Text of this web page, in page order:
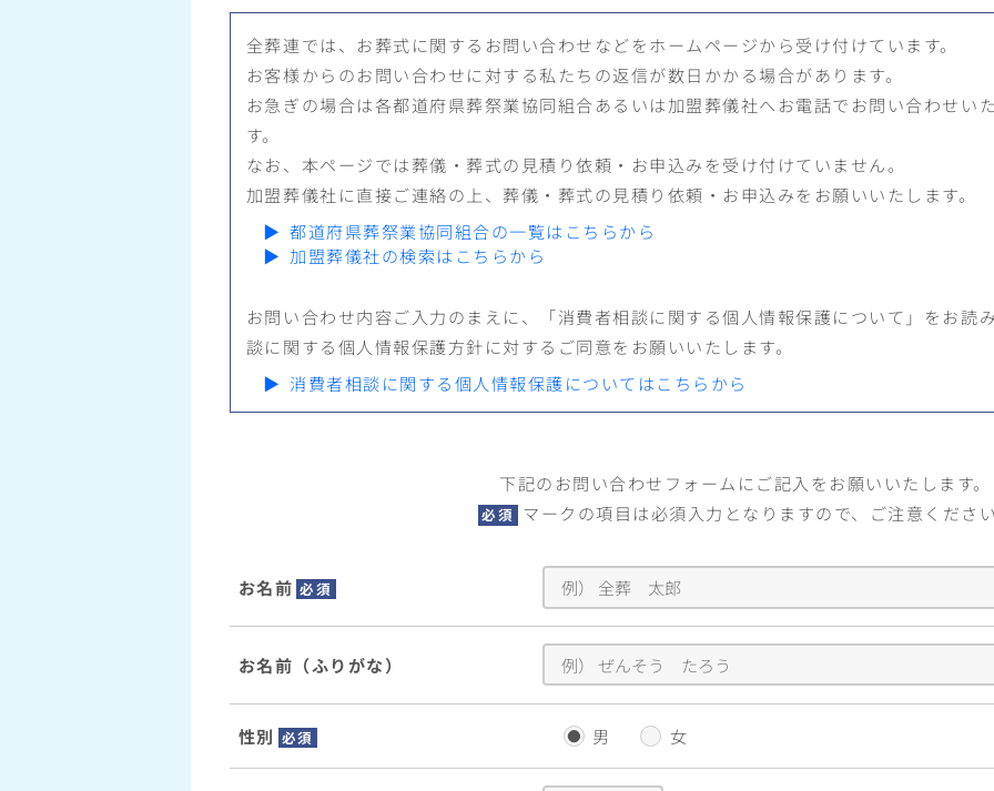
全葬連では、お葬式に関するお問い合わせなどをホームページから受け付けています。
お客様からのお問い合わせに対する私たちの返信が数日かかる場合があります。
お急ぎの場合は各都道府県葬祭業協同組合あるいは加盟葬儀社へお電話でお問い合わせい
す。
なお、本ページでは葬儀・葬式の見積り依頼・お申込みを受け付けていません。
加盟葬儀社に直接ご連絡の上、葬儀・葬式の見積り依頼・お申込みをお願いいたします。
▶ 都道府県葬祭業協同組合の一覧はこちらから
▶ 加盟葬儀社の検索はこちらから
お問い合わせ内容ご入力のまえに、「消費者相談に関する個人情報保護について」をお読
談に関する個人情報保護方針に対するご同意をお願いいたします。
▶ 消費者相談に関する個人情報保護についてはこちらから
下記のお問い合わせフォームにご記入をお願いいたします。
必須 マークの項目は必須入力となりますので、ご注意くださ
お名前 必須
お名前（ふりがな）
性別 必須 男 女